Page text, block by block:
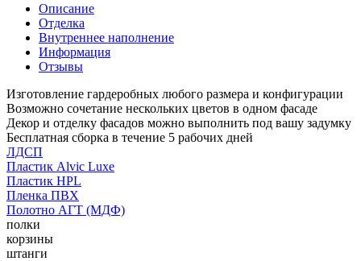
Описание
Отделка
Внутреннее наполнение
Информация
Отзывы
Изготовление гардеробных любого размера и конфигурации
Возможно сочетание нескольких цветов в одном фасаде
Декор и отделку фасадов можно выполнить под вашу задумку
Бесплатная сборка в течение 5 рабочих дней
ЛДСП
Пластик Alvic Luxe
Пластик HPL
Пленка ПВХ
Полотно АГТ (МДФ)
полки
корзины
штанги